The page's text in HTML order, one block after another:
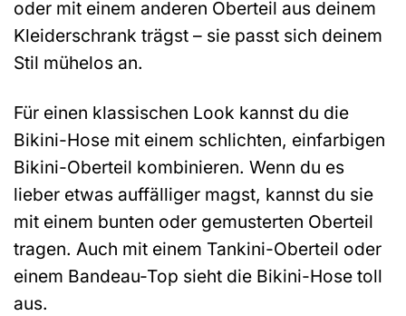
oder mit einem anderen Oberteil aus deinem
Kleiderschrank trägst – sie passt sich deinem
Stil mühelos an.
Für einen klassischen Look kannst du die
Bikini-Hose mit einem schlichten, einfarbigen
Bikini-Oberteil kombinieren. Wenn du es
lieber etwas auffälliger magst, kannst du sie
mit einem bunten oder gemusterten Oberteil
tragen. Auch mit einem Tankini-Oberteil oder
einem Bandeau-Top sieht die Bikini-Hose toll
aus.